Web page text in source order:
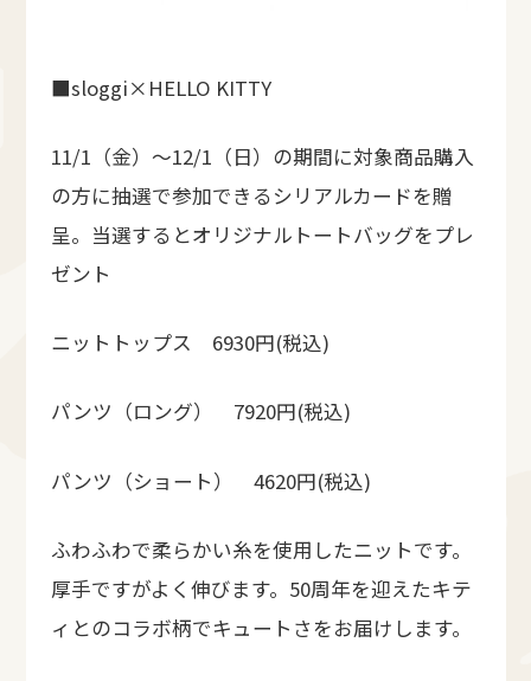
■sloggi×HELLO KITTY
11/1（金）～12/1（日）の期間に対象商品購入
の方に抽選で参加できるシリアルカードを贈
呈。当選するとオリジナルトートバッグをプレ
ゼント
ニットトップス 6930円(税込)
パンツ（ロング） 7920円(税込)
パンツ（ショート） 4620円(税込)
ふわふわで柔らかい糸を使用したニットです。
厚手ですがよく伸びます。50周年を迎えたキテ
ィとのコラボ柄でキュートさをお届けします。